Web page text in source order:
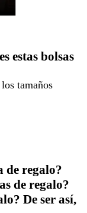
estas bolsas
tamaños
de regalo?
de regalo?
De ser así,